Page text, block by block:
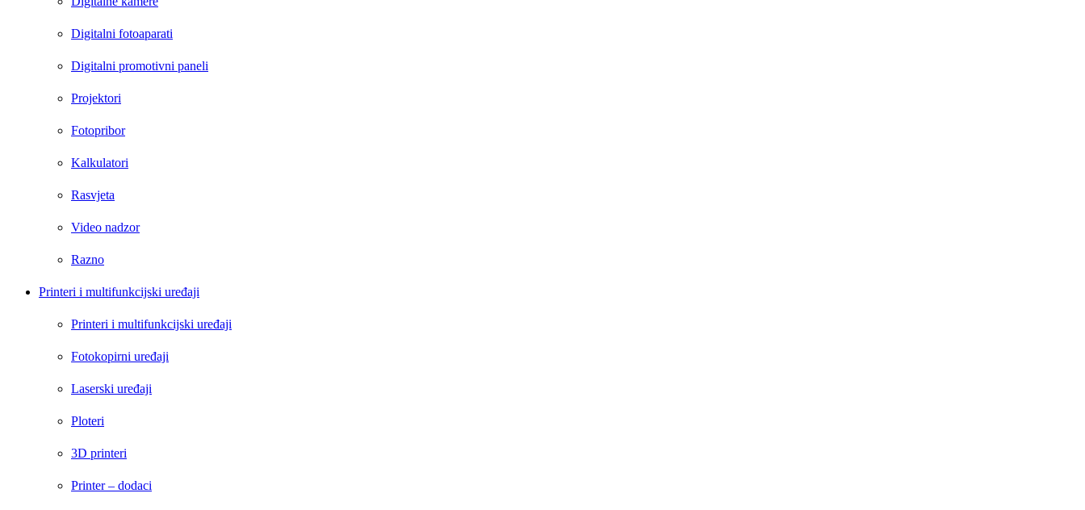
Digitalni fotoaparati
Digitalni promotivni paneli
Projektori
Fotopribor
Kalkulatori
Rasvjeta
Video nadzor
Razno
Printeri i multifunkcijski uređaji
Printeri i multifunkcijski uređaji
Fotokopirni uređaji
Laserski uređaji
Ploteri
3D printeri
Printer – dodaci